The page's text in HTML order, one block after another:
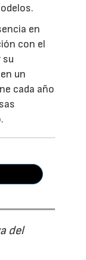
en
con el
su
un
cada año
del